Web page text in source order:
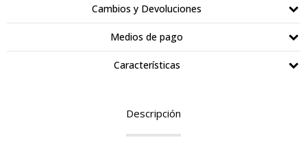
Cambios y Devoluciones
Medios de pago
Características
Descripción